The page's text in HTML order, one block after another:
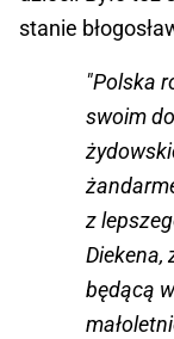
stanie
"Polska
swoim
z
Diekena,
będącą